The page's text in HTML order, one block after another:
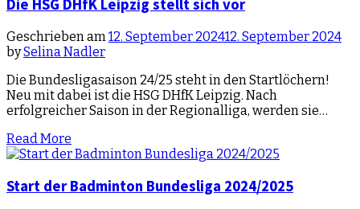
Die HSG DHfK Leipzig stellt sich vor
Geschrieben am12. September 202412. September 2024
bySelina Nadler
Die Bundesligasaison 24/25 steht in den Startlöchern!
Neu mit dabei ist die HSG DHfK Leipzig. Nach
erfolgreicher Saison in der Regionalliga, werden sie…
Read More
Start der Badminton Bundesliga 2024/2025